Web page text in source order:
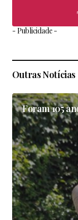
- Publicidade -
Outras Notícias
Foram 105